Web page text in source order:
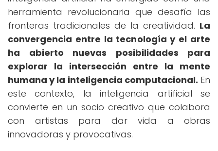
herramienta revolucionaria que desafía las
fronteras tradicionales de la creatividad. La
convergencia entre la tecnología y el arte
ha abierto nuevas posibilidades para
explorar la intersección entre la mente
humana y la inteligencia computacional. En
este contexto, la inteligencia artificial se
convierte en un socio creativo que colabora
con artistas para dar vida a obras
innovadoras y provocativas.